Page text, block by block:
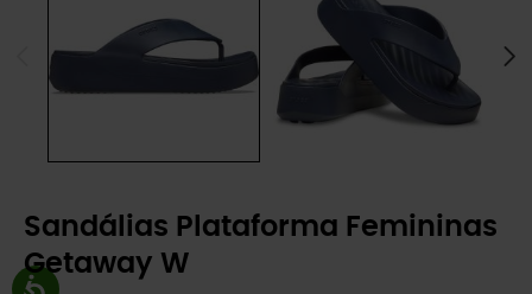
Sandálias Plataforma Femininas
Getaway W